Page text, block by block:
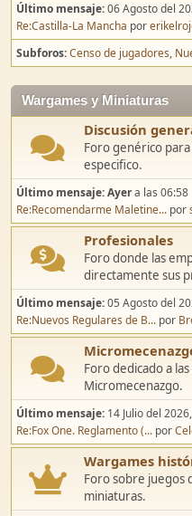
Último mensaje:06 Agosto del
Re:Castilla-La Mancha por
Subforos Censo de jugadores
Wargames y Miniaturas
Discusión
Foro genérico
especifico.
Último mensaje:Ayera las 06:58
Re:Recomendarme Maletine... por
Profesionales
Foro donde las
directamente sus
Último mensaje:05 Agosto del
Re:Nuevos Regulares de B... por
Foro dedicado a
Micromecenazgo.
Último mensaje: 14 Julio del
Re:Fox One. Reglamento (... por
Wargames
Foro sobre juegos
miniaturas.